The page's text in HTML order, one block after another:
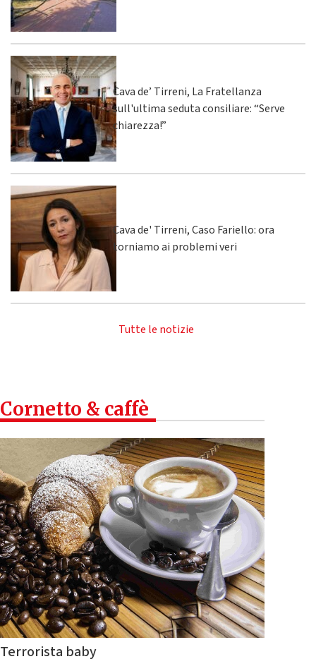
Cava de’ Tirreni, La Fratellanza
sull'ultima seduta consiliare: “Serve
chiarezza!”
Cava de' Tirreni, Caso Fariello: ora
torniamo ai problemi veri
Tutte le notizie
Cornetto & caffè
Terrorista baby